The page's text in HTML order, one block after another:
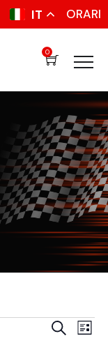
IT ORARI
0
CercaLista